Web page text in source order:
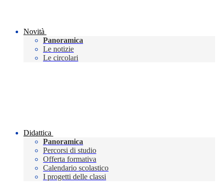
Novità
Panoramica
Le notizie
Le circolari
Didattica
Panoramica
Percorsi di studio
Offerta formativa
Calendario scolastico
I progetti delle classi